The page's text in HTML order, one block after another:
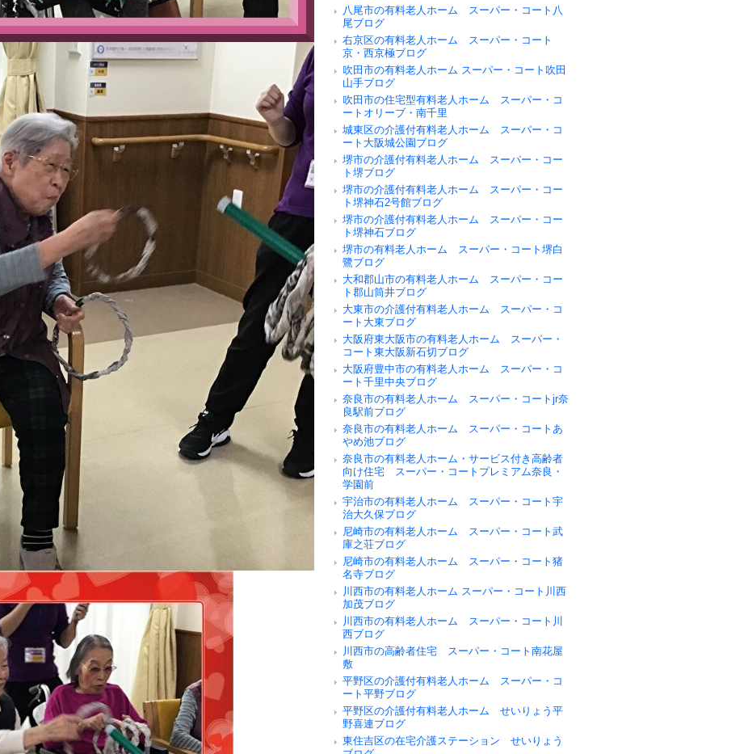
八尾市の有料老人ホーム スーパー・コート八
尾ブログ
右京区の有料老人ホーム スーパー・コート
京・西京極ブログ
吹田市の有料老人ホーム スーパー・コート吹田
山手ブログ
吹田市の住宅型有料老人ホーム スーパー・コ
ートオリーブ・南千里
城東区の介護付有料老人ホーム スーパー・コ
ート大阪城公園ブログ
堺市の介護付有料老人ホーム スーパー・コー
ト堺ブログ
堺市の介護付有料老人ホーム スーパー・コー
ト堺神石2号館ブログ
堺市の介護付有料老人ホーム スーパー・コー
ト堺神石ブログ
堺市の有料老人ホーム スーパー・コート堺白
鷺ブログ
大和郡山市の有料老人ホーム スーパー・コー
ト郡山筒井ブログ
大東市の介護付有料老人ホーム スーパー・コ
ート大東ブログ
大阪府東大阪市の有料老人ホーム スーパー・
コート東大阪新石切ブログ
大阪府豊中市の有料老人ホーム スーパー・コ
ート千里中央ブログ
奈良市の有料老人ホーム スーパー・コートjr奈
良駅前ブログ
奈良市の有料老人ホーム スーパー・コートあ
やめ池ブログ
奈良市の有料老人ホーム・サービス付き高齢者
向け住宅 スーパー・コートプレミアム奈良・
学園前
宇治市の有料老人ホーム スーパー・コート宇
治大久保ブログ
尼崎市の有料老人ホーム スーパー・コート武
庫之荘ブログ
尼崎市の有料老人ホーム スーパー・コート猪
名寺ブログ
川西市の有料老人ホーム スーパー・コート川西
加茂ブログ
川西市の有料老人ホーム スーパー・コート川
西ブログ
川西市の高齢者住宅 スーパー・コート南花屋
敷
平野区の介護付有料老人ホーム スーパー・コ
ート平野ブログ
平野区の介護付有料老人ホーム せいりょう平
野喜連ブログ
東住吉区の在宅介護ステーション せいりょう